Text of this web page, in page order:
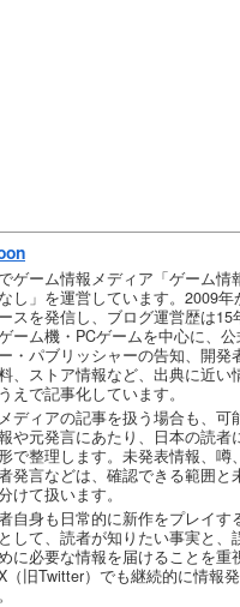
ゲーム情報メディア「ゲーム情
し」を運営しています。2009年
スを発信し、ブログ運営歴は15
ーム機・PCゲームを中心に、
・パブリッシャーの告知、開発
、ストア情報など、出典に近い
えで記事化しています。
ディアの記事を扱う場合も、可
や元発言にあたり、日本の読者
で整理します。未発表情報、噂
発言などは、確認できる範囲と
けて扱います。
自身も日常的に新作をプレイす
して、読者が知りたい事実と、
に必要な情報を届けることを重
（旧Twitter）でも継続的に情報